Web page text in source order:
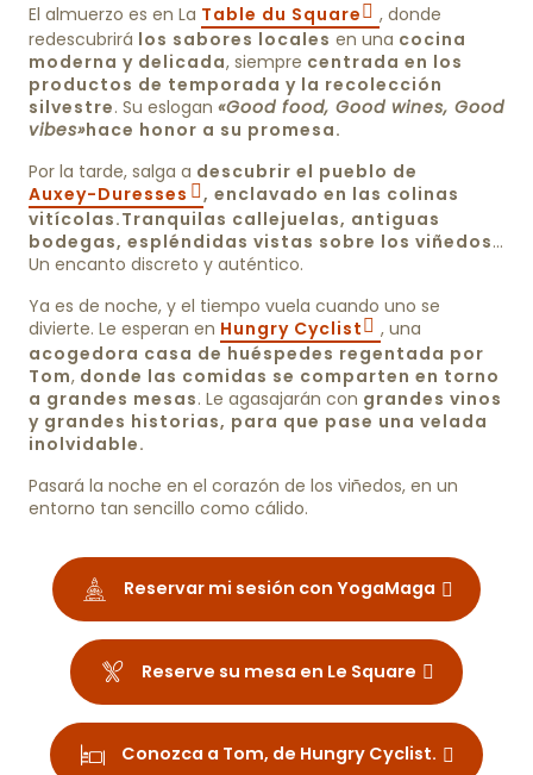
El almuerzo es en La Table du Square
, donde
redescubrirá los sabores locales en una cocina
moderna y delicada, siempre centrada en los
productos de temporada y la recolección
silvestre. Su eslogan «Good food, Good wines, Good
vibes»hace honor a su promesa.
Por la tarde, salga a descubrir el pueblo de
Auxey-Duresses
, enclavado en las colinas
vitícolas.Tranquilas callejuelas, antiguas
bodegas, espléndidas vistas sobre los viñedos…
Un encanto discreto y auténtico.
Ya es de noche, y el tiempo vuela cuando uno se
divierte. Le esperan en Hungry Cyclist
, una
acogedora casa de huéspedes regentada por
Tom, donde las comidas se comparten en torno
a grandes mesas. Le agasajarán con grandes vinos
y grandes historias, para que pase una velada
inolvidable.
Pasará la noche en el corazón de los viñedos, en un
entorno tan sencillo como cálido.
Reservar mi sesión con YogaMaga
Reserve su mesa en Le Square
Conozca a Tom, de Hungry Cyclist.